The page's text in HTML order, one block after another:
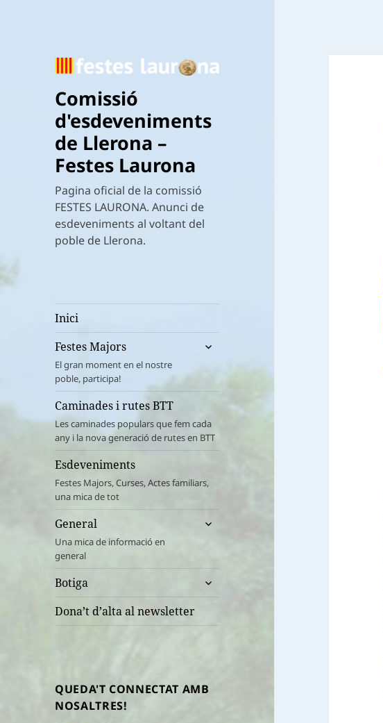
Comissió
d'esdeveniments
de Llerona –
Festes Laurona
Pagina oficial de la comissió
FESTES LAURONA. Anunci de
esdeveniments al voltant del
poble de Llerona.
Inici
Festes Majors
El gran moment en el nostre
poble, participa!
amplia
menú
Caminades i rutes BTT
Les caminades populars que fem cada
any i la nova generació de rutes en BTT
Esdeveniments
Festes Majors, Curses, Actes familiars,
una mica de tot
General
Una mica de informació en
general
amplia
fill
Botiga
amplia
fill
Dona’t d’alta al newsletter
QUEDA'T CONNECTAT AMB
NOSALTRES!